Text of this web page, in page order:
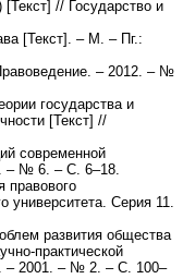
// Государство и
[Текст]. – М. – Пг.:
– 2012. – №
государства и
[Текст] //
современной
– № 6. – С. 6–18.
правового
университета. Серия 11.
развития общества
практической
– 2001. – № 2. – С. 100–